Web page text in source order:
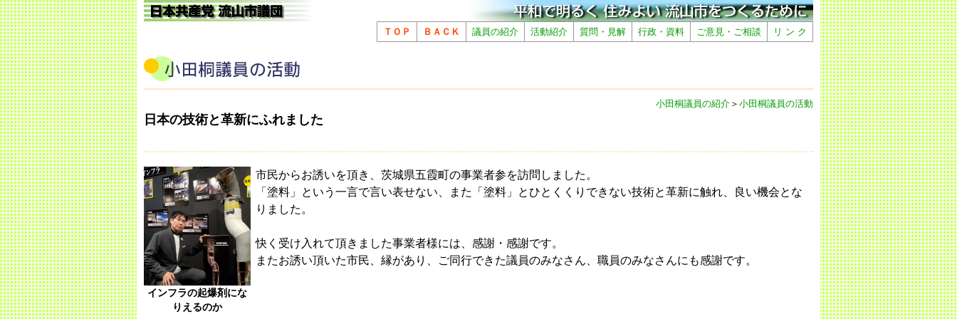
ＴＯＰ ＢＡＣＫ 議員の紹介 活動紹介 質問・見解 行政・資料 ご意見・ご相談 リ ン ク
小田桐議員の紹介 ＞ 小田桐議員の活動
日本の技術と革新にふれました
インフラの起爆剤にな
りえるのか
市民からお誘いを頂き、茨城県五霞町の事業者参を訪問しました。
「塗料」という一言で言い表せない、また「塗料」とひとくくりできない技術と革新に触れ、良い機会とな
りました。
快く受け入れて頂きました事業者様には、感謝・感謝です。
またお誘い頂いた市民、縁があり、ご同行できた議員のみなさん、職員のみなさんにも感謝です。